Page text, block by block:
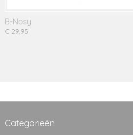
B-Nosy
€ 29,95
Categorieën